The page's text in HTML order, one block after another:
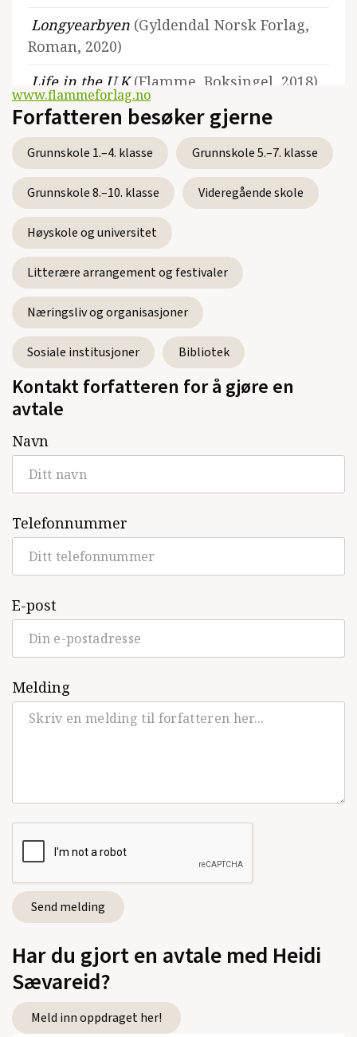
Longyearbyen (Gyldendal Norsk Forlag,
Roman, 2020)
Life in the U.K(Flamme, Boksingel, 2018)
Bruddlinjer(Gyldendal Norsk Forlag,
Ungdomsroman, 2017)
Slagside(Gyldendal Norsk Forlag,
Ungdomsbok, 2016)
Slipp hold(Mangschou forlag,
Ungdomsbok, 2015)
Spranget(Omnipax, Roman, 2013)
Se alle utgivelser
www.flammeforlag.no
Forfatteren besøker gjerne
Grunnskole 1.–4. klasse Grunnskole 5.–7. klasse
Grunnskole 8.–10. klasse Videregående skole
Høyskole og universitet
Litterære arrangement og festivaler
Næringsliv og organisasjoner
Sosiale institusjoner Bibliotek
Kontakt forfatteren for å gjøre en
avtale
Navn
Telefonnummer
E-post
Melding
Har du gjort en avtale med Heidi
Sævareid?
Meld inn oppdraget her!